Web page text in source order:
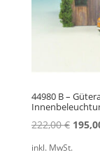
44980 B –
222,00€
inkl. MwSt.